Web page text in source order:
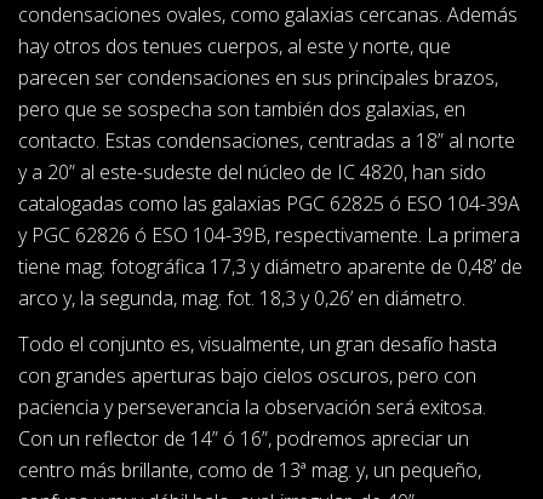
condensaciones ovales, como galaxias cercanas. Además
hay otros dos tenues cuerpos, al este y norte, que
parecen ser condensaciones en sus principales brazos,
pero que se sospecha son también dos galaxias, en
contacto. Estas condensaciones, centradas a 18” al norte
y a 20” al este-sudeste del núcleo de IC 4820, han sido
catalogadas como las galaxias PGC 62825 ó ESO 104-39A
y PGC 62826 ó ESO 104-39B, respectivamente. La primera
tiene mag. fotográfica 17,3 y diámetro aparente de 0,48’ de
arco y, la segunda, mag. fot. 18,3 y 0,26’ en diámetro.
Todo el conjunto es, visualmente, un gran desafío hasta
con grandes aperturas bajo cielos oscuros, pero con
paciencia y perseverancia la observación será exitosa.
Con un reflector de 14” ó 16”, podremos apreciar un
centro más brillante, como de 13ª mag. y, un pequeño,